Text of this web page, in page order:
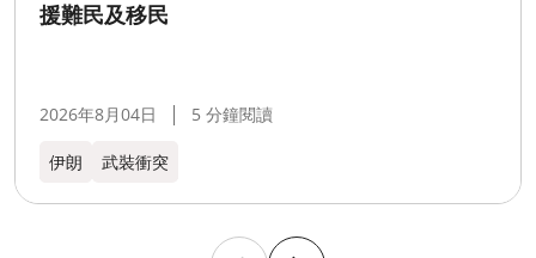
援難民及移民
2026年8月04日 5 分鐘閱讀
伊朗 武裝衝突